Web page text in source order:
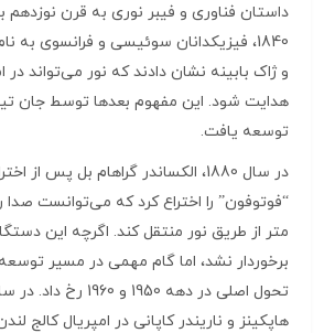
داستان فناوری و فیبر نوری به قرن نوزدهم
1840، فیزیکدانان سوئیسی و فرانسوی به
و ژاک بابینه نشان دادند که نور می‌تواند در
توسعه یافت.
در سال 1880، الکساندر گراهام بل پس
“فوتوفون” را اختراع کرد که می‌توانست صدا
متر از طریق نور منتقل کند. اگرچه این
برخوردار نشد، اما گام مهمی در مسیر
هاپکینز و ناریندر کاپانی در امپریال کالج